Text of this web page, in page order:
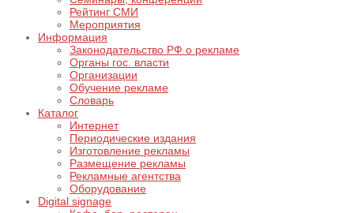
Рейтинг СМИ
Мероприятия
Информация
Законодательство РФ о рекламе
Органы гос. власти
Организации
Обучение рекламе
Словарь
Каталог
Интернет
Периодические издания
Изготовление рекламы
Размещение рекламы
Рекламные агентства
Оборудование
Digital signage